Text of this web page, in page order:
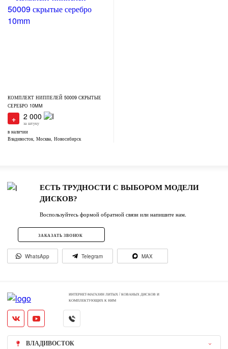
КОМПЛЕКТ НИППЕЛЕЙ 50009 СКРЫТЫЕ
СЕРЕБРО 10MM
+ 2 000
за штуку
в наличии
Владивосток, Москва, Новосибирск
ЕСТЬ ТРУДНОСТИ С ВЫБОРОМ МОДЕЛИ
ДИСКОВ?
Воспользуйтесь формой обратной связи или напишите нам.
ЗАКАЗАТЬ ЗВОНОК
WhatsApp Telegram MAX
ИНТЕРНЕТ-МАГАЗИН ЛИТЫХ / КОВАНЫХ ДИСКОВ И
КОМПЛЕКТУЮЩИХ К НИМ
ВЛАДИВОСТОК